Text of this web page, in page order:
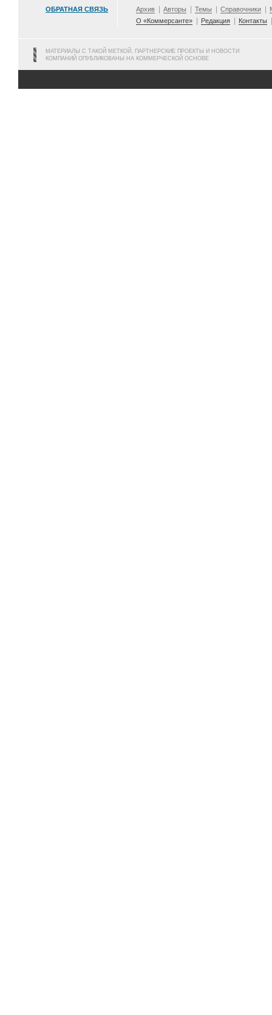
ОБРАТНАЯ СВЯЗЬ Архив Авторы Темы Справочники
О «Коммерсанте»
Редакция Контакты
МАТЕРИАЛЫ С ТАКОЙ МЕТКОЙ, ПАРТНЕРСКИЕ ПРОЕКТЫ И НОВОСТИ
КОМПАНИЙ ОПУБЛИКОВАНЫ НА КОММЕРЧЕСКОЙ ОСНОВЕ